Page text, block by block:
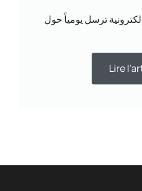
إلكترونية ترسل يومياً حول
Lire